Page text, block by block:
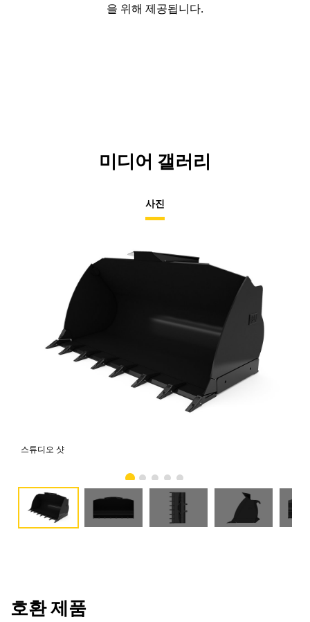
을 위해 제공됩니다.
미디어 갤러리
사진
스튜디오 샷
호환 제품